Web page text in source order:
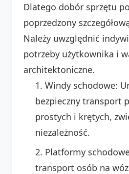
Dlatego dobór sprzętu
poprzedzony
Należy uwzględnić
potrzeby użytkownika i
architektoniczne.
Windy schodowe:
bezpieczny transport
prostych i krętych,
niezależność.
Platformy
transport osób na